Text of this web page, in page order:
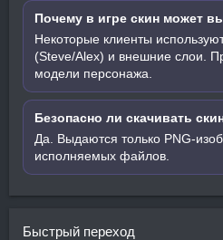
Почему в игре скин может
Некоторые клиенты
(Steve/Alex) и внешние слои.
модели персонажа.
Безопасно ли скачивать
Да. Выдаются только PNG-
исполняемых файлов.
Быстрый переход